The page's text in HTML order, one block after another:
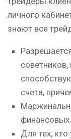
личного
знают все
счета,
финансовых
Для тех,